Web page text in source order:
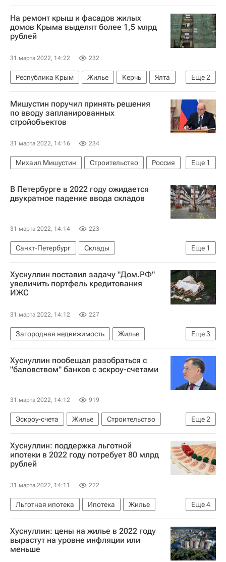
Единый заказчик в сфере строительства
Реконструкция
Цирки
На ремонт крыш и фасадов жилых
домов Крыма выделят более 1,5 млрд
рублей
31 марта 2022, 14:22 232
Еще2
Республика Крым Жилье Керчь
Ялта
Ремонт
Михаил Мишустин
Мишустин поручил принять решения
по вводу запланированных
стройобъектов
31 марта 2022, 14:16 234
Еще 1
Михаил Мишустин Строительство
Россия
Правительство РФ
В Петербурге в 2022 году ожидается
двукратное падение ввода складов
31 марта 2022, 14:14 223
Еще 1
Санкт-Петербург
Склады
Коммерческая недвижимость
Хуснуллин поставил задачу "Дом.РФ"
увеличить портфель кредитования
ИЖС
31 марта 2022, 14:12 227
Еще3
Загородная недвижимость
Жилье
Марат Хуснуллин
"Дом.РФ"
Строительство
Хуснуллин пообещал разобраться с
"баловством" банков с эскроу-счетами
31 марта 2022, 14:12 919
Еще2
Эскроу-счета Жилье
Строительство
Марат Хуснуллин
Банки
Хуснуллин: поддержка льготной
ипотеки в 2022 году потребует 80 млрд
рублей
31 марта 2022, 14:11 222
Еще4
Льготная ипотека Ипотека
Жилье
Марат Хуснуллин
Правительство РФ
Московская область (Подмосковье)
Россия
Хуснуллин: цены на жилье в 2022 году
вырастут на уровне инфляции или
меньше